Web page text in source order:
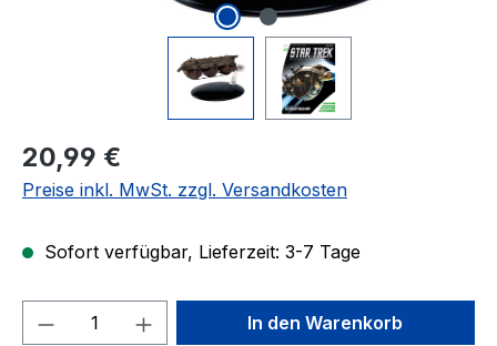
Regulärer Preis:
20,99 €
Preise inkl. MwSt. zzgl. Versandkosten
Sofort verfügbar, Lieferzeit: 3-7 Tage
Produkt Anzahl: Gib denIn den Warenkorb